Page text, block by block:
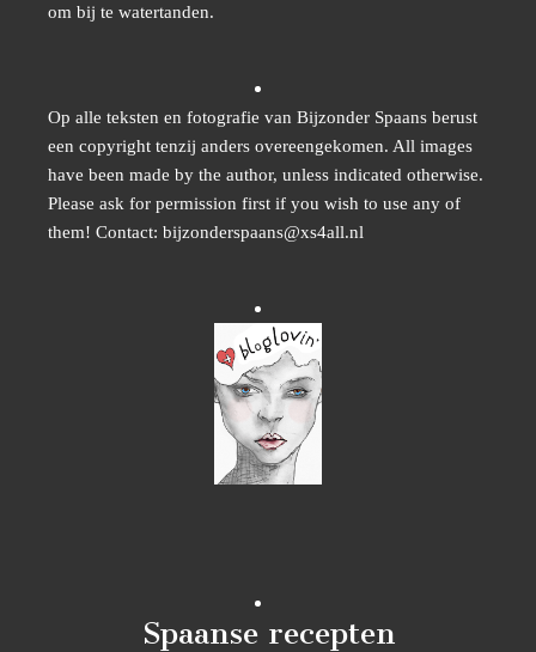
om bij te watertanden.
Op alle teksten en fotografie van Bijzonder Spaans berust
een copyright tenzij anders overeengekomen. All images
have been made by the author, unless indicated otherwise.
Please ask for permission first if you wish to use any of
them! Contact: bijzonderspaans@xs4all.nl
Spaanse recepten